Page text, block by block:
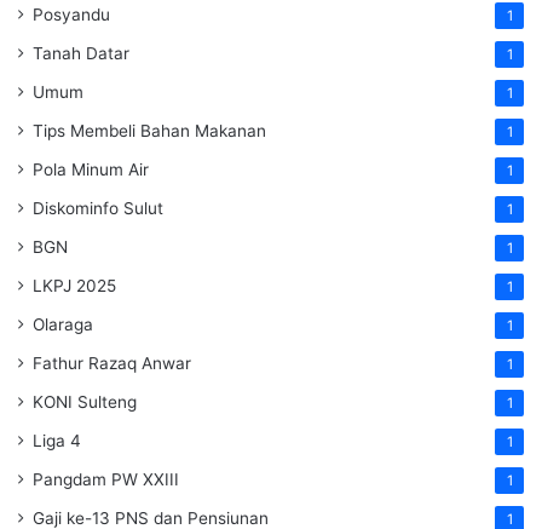
Posyandu 1
Tanah Datar 1
Umum 1
Tips Membeli Bahan Makanan 1
Pola Minum Air 1
Diskominfo Sulut 1
BGN 1
LKPJ 2025 1
Olaraga 1
Fathur Razaq Anwar 1
KONI Sulteng 1
Liga 4 1
Pangdam PW XXIII 1
Gaji ke-13 PNS dan Pensiunan 1